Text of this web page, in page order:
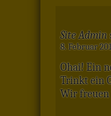
Site Admin
8. Februar
Ohai! Ein
Trinkt ein
Wir